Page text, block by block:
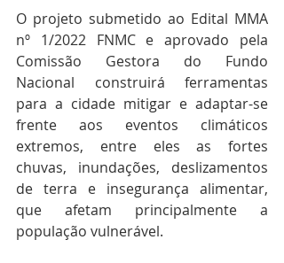
O projeto submetido ao Edital MMA
nº 1/2022 FNMC e aprovado pela
Comissão Gestora do Fundo
Nacional construirá ferramentas
para a cidade mitigar e adaptar-se
frente aos eventos climáticos
extremos, entre eles as fortes
chuvas, inundações, deslizamentos
de terra e insegurança alimentar,
que afetam principalmente a
população vulnerável.